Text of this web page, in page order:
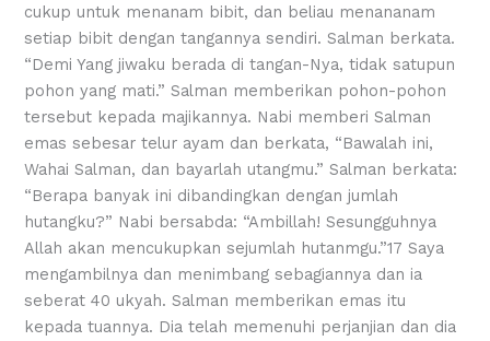
cukup untuk menanam bibit, dan beliau menananam
setiap bibit dengan tangannya sendiri. Salman berkata.
“Demi Yang jiwaku berada di tangan-Nya, tidak satupun
pohon yang mati.” Salman memberikan pohon-pohon
tersebut kepada majikannya. Nabi memberi Salman
emas sebesar telur ayam dan berkata, “Bawalah ini,
Wahai Salman, dan bayarlah utangmu.” Salman berkata:
“Berapa banyak ini dibandingkan dengan jumlah
hutangku?” Nabi bersabda: “Ambillah! Sesungguhnya
Allah akan mencukupkan sejumlah hutanmgu.”17 Saya
mengambilnya dan menimbang sebagiannya dan ia
seberat 40 ukyah. Salman memberikan emas itu
kepada tuannya. Dia telah memenuhi perjanjian dan dia